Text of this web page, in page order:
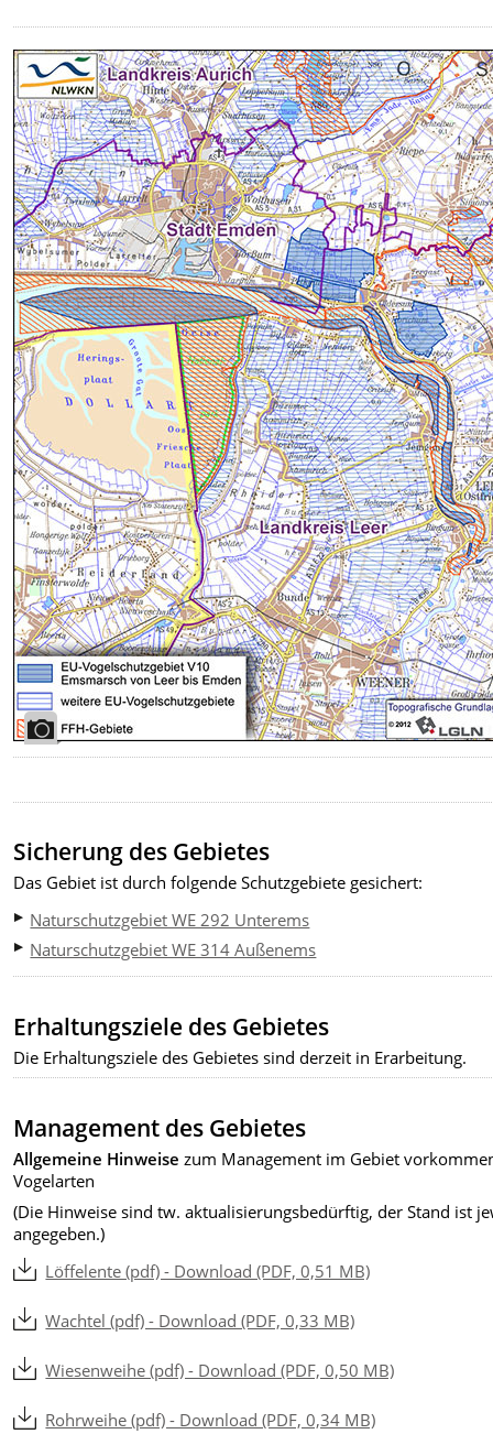
Sicherung des Gebietes
Das Gebiet ist durch folgende Schutzgebiete gesichert:
Naturschutzgebiet WE 292 Unterems
Naturschutzgebiet WE 314 Außenems
Erhaltungsziele des Gebietes
Die Erhaltungsziele des Gebietes sind derzeit in Erarbeitung.
Management des Gebietes
Allgemeine Hinweise zum Management im Gebiet
Vogelarten
(Die Hinweise sind tw. aktualisierungsbedürftig, der Stand ist
angegeben.)
Löffelente (pdf) - Download (PDF, 0,51 MB)
Wachtel (pdf) - Download (PDF, 0,33 MB)
Wiesenweihe (pdf) - Download (PDF, 0,50 MB)
Rohrweihe (pdf) - Download (PDF, 0,34 MB)